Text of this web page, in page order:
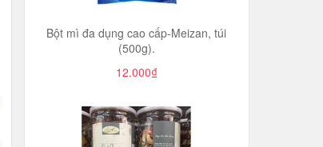
Bột mì đa dụng cao cấp-Meizan, túi
(500g).
12.000₫